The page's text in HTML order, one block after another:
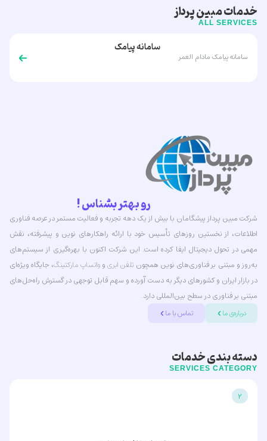
خدمات مبین پرداز
ALL SERVICES
سامانه پیامک
سامانه پیامک مادام العمر
رو بهتر بشناس !
شرکت مبین پرداز پیشگامان با بیش از یک دهه تجربه و فعالیت مستمر در عرصه فناوری
اطلاعات، از نخستین روزهای تأسیس خود با ارائه راهکارهای نوین و پیشرفته، نقش
مهمی در تحول دیجیتال ایفا کرده است. این شرکت اکنون با بهره‌گیری از سیستم‌های
به‌روز و مبتنی بر فناوری‌های نوین همچون تلفن ابریوواتساپ مارکتینگ، جایگاه ویژه‌ای
در بازار ایران و کشورهای دیگر به دست آورده و سهم قابل توجهی در گسترش راه‌حل‌های
مبتنی بر فناوری در سطح بین‌المللی دارد.
درباره‌ی ما تماس با ما
دسته بندی خدمات
SERVICES CATEGORY
2